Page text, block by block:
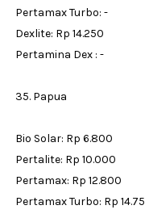
Pertamax Turbo: -
Dexlite: Rp 14.250
Pertamina Dex : -
35. Papua
Bio Solar: Rp 6.800
Pertalite: Rp 10.000
Pertamax: Rp 12.800
Pertamax Turbo: Rp